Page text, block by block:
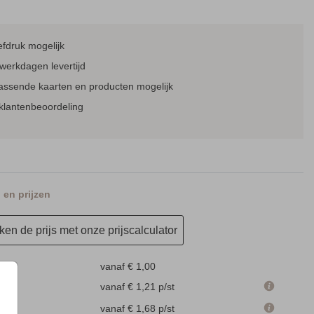
SAVE THE DATE KAART
BORDJE BIJ KALENDER CEREMONIEBOEKJE
mogelijk
levertijd
kaarten en producten mogelijk
en prijzen
de prijs met onze prijscalculator
vanaf € 1,00
vanaf € 1,21 p/st
vanaf € 1,68 p/st